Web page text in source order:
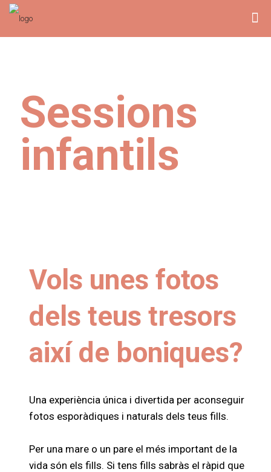
Sessions
infantils
Vols unes fotos
dels teus tresors
així de boniques?
Una experiència única i divertida per aconseguir
fotos esporàdiques i naturals dels teus fills.
Per una mare o un pare el més important de la
vida són els fills. Si tens fills sabràs el ràpid que